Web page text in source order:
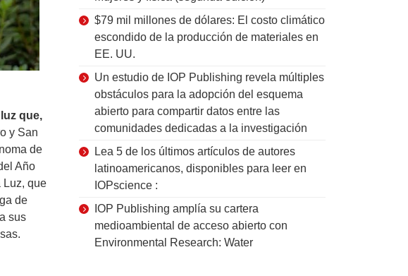
que,
y San
de
Año
Luz, que
de
sus
$79 mil millones de dólares: El costo climático
escondido de la producción de materiales en
EE. UU.
Un estudio de IOP Publishing revela múltiples
obstáculos para la adopción del esquema
abierto para compartir datos entre las
comunidades dedicadas a la investigación
Lea 5 de los últimos artículos de autores
latinoamericanos, disponibles para leer en
IOPscience :
IOP Publishing amplía su cartera
medioambiental de acceso abierto con
Environmental Research: Water